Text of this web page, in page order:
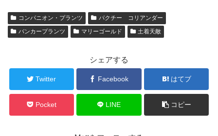
コンパニオン・プランツ
パクチー コリアンダー
バンカープランツ
マリーゴールド 土着天敵
シェアする
Twitter Facebook はてブ
Pocket LINE コピー